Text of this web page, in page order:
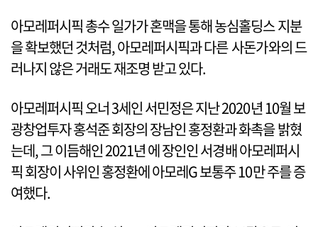
아모레퍼시픽 총수 일가가 혼맥을 통해 농심홀딩스 지분
을 확보했던 것처럼, 아모레퍼시픽과 다른 사돈가와의 드
러나지 않은 거래도 재조명 받고 있다.
아모레퍼시픽 오너 3세인 서민정은 지난 2020년 10월 보
광창업투자 홍석준 회장의 장남인 홍정환과 화촉을 밝혔
는데, 그 이듬해인 2021년 에 장인인 서경배 아모레퍼시
픽 회장이 사위인 홍정환에 아모레G 보통주 10만 주를 증
여했다.